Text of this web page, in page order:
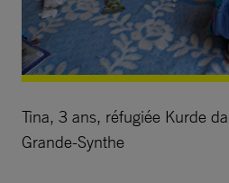
Tina, 3 ans, réfugiée Kurde
Grande-Synthe